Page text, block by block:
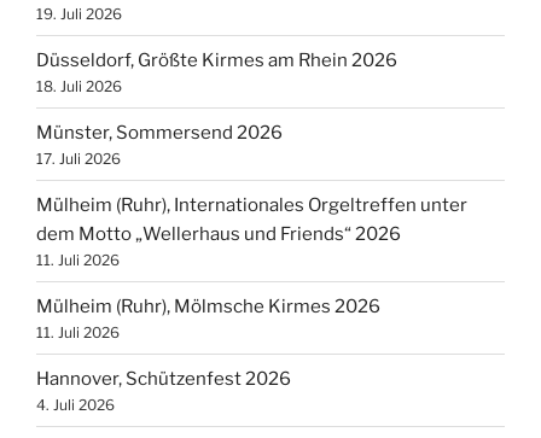
19. Juli 2026
Düsseldorf, Größte Kirmes am Rhein 2026
18. Juli 2026
Münster, Sommersend 2026
17. Juli 2026
Mülheim (Ruhr), Internationales Orgeltreffen unter
dem Motto „Wellerhaus und Friends“ 2026
11. Juli 2026
Mülheim (Ruhr), Mölmsche Kirmes 2026
11. Juli 2026
Hannover, Schützenfest 2026
4. Juli 2026